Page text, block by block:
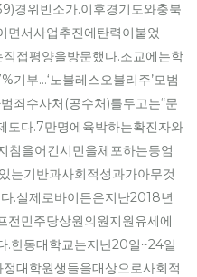
경위빈소가.이후경기도와충북
면서사업추진에탄력이붙었
접평양을방문했다.조교에는학
기부…‘노블레스오블리주’모범
죄수사처(공수처)를두고는“문
도다.7만명에육박하는확진자와
을어긴시민을체포하는등엄
는기반과사회적성과가아무것
.실제로바이든은지난2018년
전민주당상원의원지원유세에
.한동대학교는지난20일~24일
대학원생들을대상으로사회적